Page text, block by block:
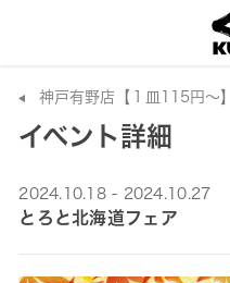
神戸有野店【１皿115円～】
イベント詳細
2024.10.18 - 2024.10.27
とろと北海道フェア